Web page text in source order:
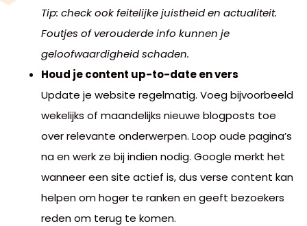
Tip: check ook feitelijke juistheid en actualiteit.
Foutjes of verouderde info kunnen je
geloofwaardigheid schaden.
Houd je content up-to-date en vers
Update je website regelmatig. Voeg bijvoorbeeld
wekelijks of maandelijks nieuwe blogposts toe
over relevante onderwerpen. Loop oude pagina’s
na en werk ze bij indien nodig. Google merkt het
wanneer een site actief is, dus verse content kan
helpen om hoger te ranken en geeft bezoekers
reden om terug te komen.